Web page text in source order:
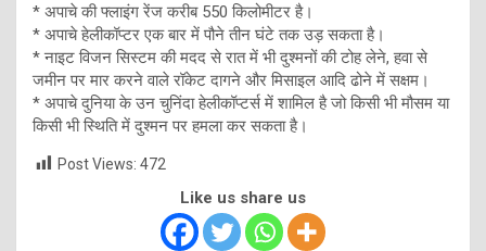
* अपाचे की फ्लाइंग रेंज करीब 550 किलोमीटर है।
* अपाचे हेलीकॉप्टर एक बार में पौने तीन घंटे तक उड़ सकता है।
* नाइट विजन सिस्टम की मदद से रात में भी दुश्मनों की टोह लेने, हवा से
जमीन पर मार करने वाले रॉकेट दागने और मिसाइल आदि ढोने में सक्षम।
* अपाचे दुनिया के उन चुनिंदा हेलीकॉप्टर्स में शामिल है जो किसी भी मौसम या
किसी भी स्थिति में दुश्मन पर हमला कर सकता है।
Post Views: 472
Like us share us